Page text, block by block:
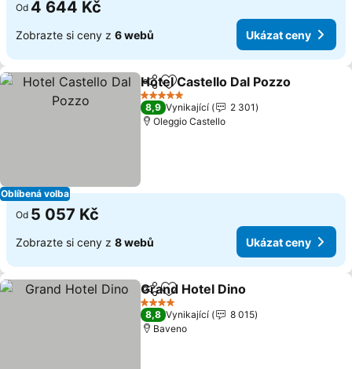
Od 4 644 Kč
Zobrazte si ceny z 6 webů Ukázat ceny
Oblíbená volba
SdíletPřidat na seznam oblíbených
Hotel Castello Dal Pozzo
5 Počet hvězdiček
8,9 Vynikající
2 301
Oleggio Castello
Od 5 057 Kč
Zobrazte si ceny z 8 webů Ukázat ceny
SdíletPřidat na seznam oblíbených
Grand Hotel Dino
4 Počet hvězdiček
8,8 Vynikající
8 015
Baveno